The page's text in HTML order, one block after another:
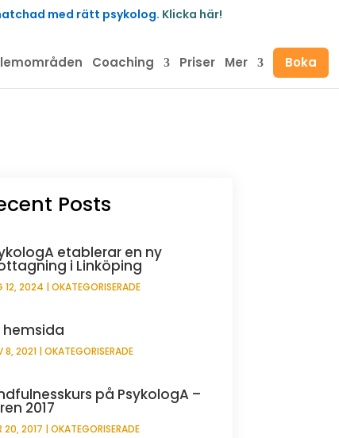
med rätt psykolog. Klicka här!
Coaching Priser Mer Boka
Posts
etablerar en ny
i Linköping
12, 2024 |OKATEGORISERADE
hemsida
8, 2021|OKATEGORISERADE
på PsykologA –
2017
20, 2017 |OKATEGORISERADE